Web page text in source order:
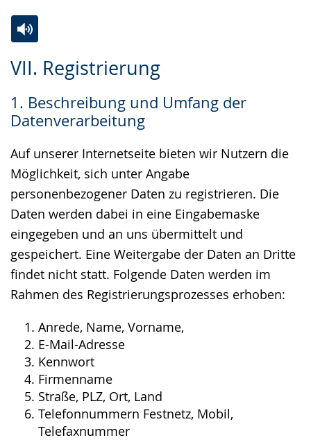
VII. Registrierung
1. Beschreibung und Umfang der
Datenverarbeitung
Auf unserer Internetseite bieten wir Nutzern die
Möglichkeit, sich unter Angabe
personenbezogener Daten zu registrieren. Die
Daten werden dabei in eine Eingabemaske
eingegeben und an uns übermittelt und
gespeichert. Eine Weitergabe der Daten an Dritte
findet nicht statt. Folgende Daten werden im
Rahmen des Registrierungsprozesses erhoben:
Anrede, Name, Vorname,
E-Mail-Adresse
Kennwort
Firmenname
Straße, PLZ, Ort, Land
Telefonnummern Festnetz, Mobil,
Telefaxnummer
Leichten
wechseln.
Audio-
Video
Deutscher
wird
angezeigt.